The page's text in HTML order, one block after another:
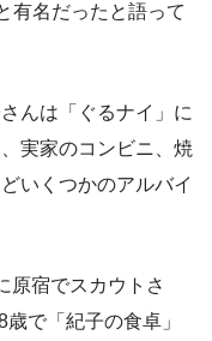
有名だったと語って
んは「ぐるナイ」に
実家のコンビニ、焼
いくつかのアルバイ
原宿でスカウトさ
で「紀子の食卓」